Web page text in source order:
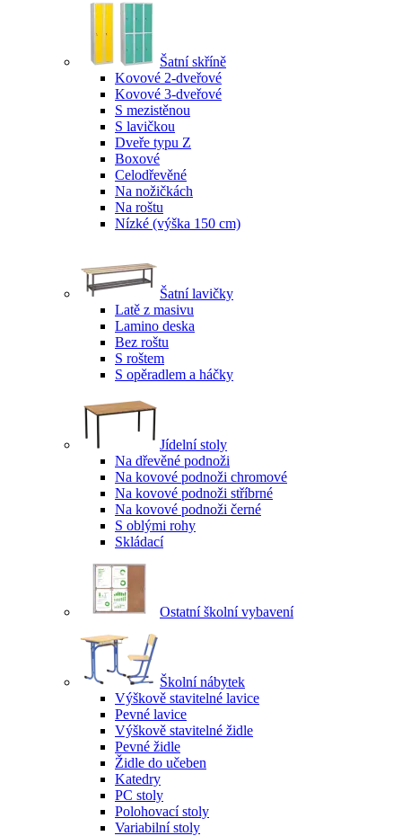
Šatní skříně
Kovové 2-dveřové
Kovové 3-dveřové
S mezistěnou
S lavičkou
Dveře typu Z
Boxové
Celodřevěné
Na nožičkách
Na roštu
Nízké (výška 150 cm)
Šatní lavičky
Latě z masivu
Lamino deska
Bez roštu
S roštem
S opěradlem a háčky
Jídelní stoly
Na dřevěné podnoži
Na kovové podnoži chromové
Na kovové podnoži stříbrné
Na kovové podnoži černé
S oblými rohy
Skládací
Ostatní školní vybavení
Školní nábytek
Výškově stavitelné lavice
Pevné lavice
Výškově stavitelné židle
Pevné židle
Židle do učeben
Katedry
PC stoly
Polohovací stoly
Variabilní stoly